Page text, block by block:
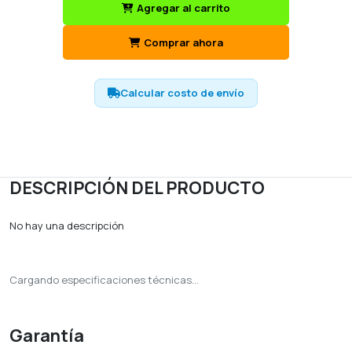
Agregar al carrito
Comprar ahora
Calcular costo de envío
DESCRIPCIÓN DEL PRODUCTO
No hay una descripción
Cargando especificaciones técnicas...
Garantía